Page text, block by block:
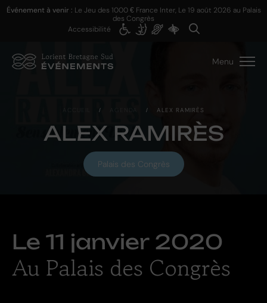
Événement à venir : Le Jeu des 1000 € France Inter, Le 19 août 2026 au Palais
des Congrès
Accessibilité
Menu
ALEX RAMIRÈS
/ / ALEX RAMIRÈS
Palais des Congrès
Le 11 janvier 2020
Au Palais des Congrès